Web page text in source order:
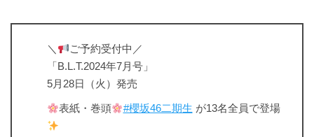
＼
ご予約受付中／
「B.L.T.2024年7月号」
5月28日（火）発売
表紙・巻頭 #櫻坂46二期生 が13名全員で登場